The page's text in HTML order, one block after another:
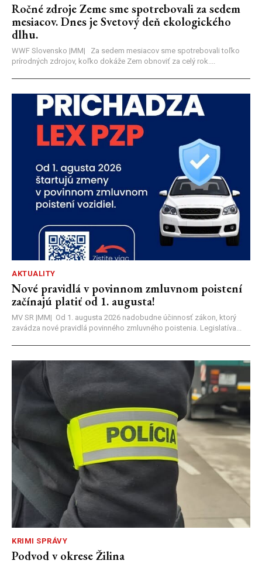
Ročné zdroje Zeme sme spotrebovali za sedem
mesiacov. Dnes je Svetový deň ekologického
dlhu.
WWF Slovensko |MM| Za sedem mesiacov sme spotrebovali toľko
prírodných zdrojov, koľko dokáže Zem obnoviť za celý rok....
AKTUALITY
Nové pravidlá v povinnom zmluvnom poistení
začínajú platiť od 1. augusta!
MV SR |MM| Od 1. augusta 2026 nadobudne účinnosť zákon, ktorý
zavádza nové pravidlá povinného zmluvného poistenia. Legislatíva...
KRIMI SPRÁVY
Podvod v okrese Žilina